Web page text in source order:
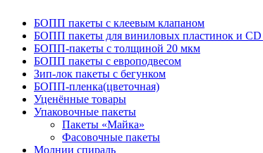
БОПП пакеты с клеевым клапаном
БОПП пакеты для виниловых пластинок и CD
БОПП-пакеты с толщиной 20 мкм
БОПП пакеты с европодвесом
Зип-лок пакеты с бегунком
БОПП-пленка(цветочная)
Уценённые товары
Упаковочные пакеты
Пакеты «Майка»
Фасовочные пакеты
Молнии спираль